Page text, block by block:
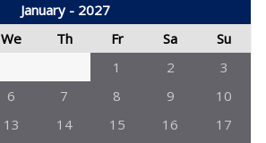
January - 2027
We Th Fr Sa
Su
1
2
3
6 7 8 9
10
13 14 15 16
17